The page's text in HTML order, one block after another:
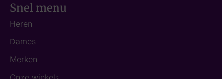
Snel menu
Heren
Dames
Merken
Onze winkels